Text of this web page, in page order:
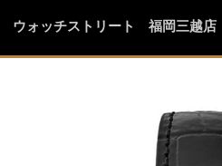
ウォッチストリート 福岡三越店